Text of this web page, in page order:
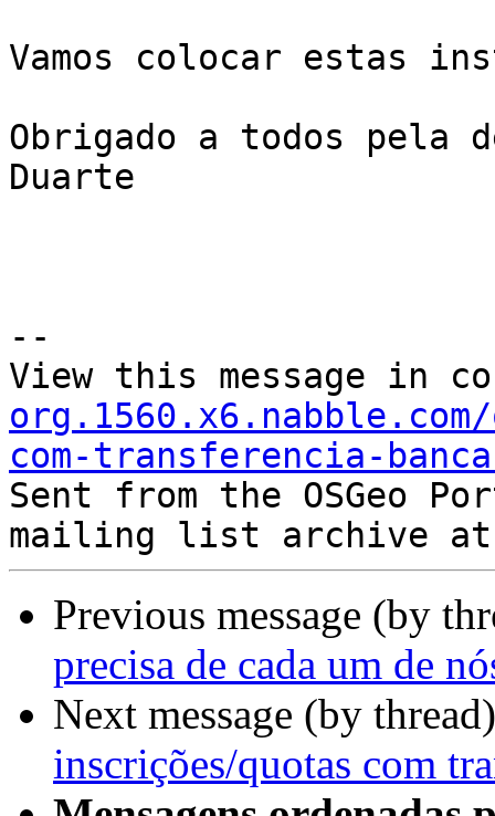
Vamos colocar estas
Obrigado a todos pela
Duarte
--
View this message in
com-transferencia-
Sent from the OSGeo
Previous message (by
precisa de cada um de
Next message (by
inscrições/quotas com